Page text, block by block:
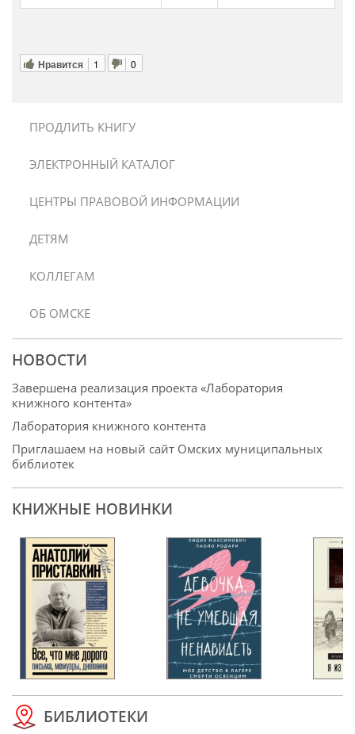
Нравится 1 0
ПРОДЛИТЬ КНИГУ
ЭЛЕКТРОННЫЙ КАТАЛОГ
ЦЕНТРЫ ПРАВОВОЙ ИНФОРМАЦИИ
ДЕТЯМ
КОЛЛЕГАМ
ОБ ОМСКЕ
НОВОСТИ
Завершена реализация проекта «Лаборатория
книжного контента»
Лаборатория книжного контента
Приглашаем на новый сайт Омских муниципальных
библиотек
КНИЖНЫЕ НОВИНКИ
БИБЛИОТЕКИ